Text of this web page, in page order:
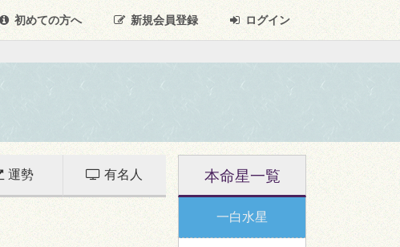
初めての方へ 新規会員登録 ログイン
運勢 有名人 本命星一覧
一白水星